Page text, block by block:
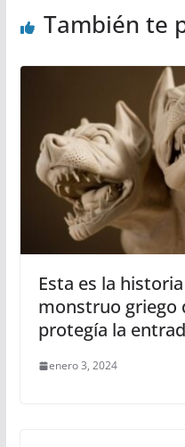
También te
Esta es la
monstruo griego
protegía la
enero 3, 2024